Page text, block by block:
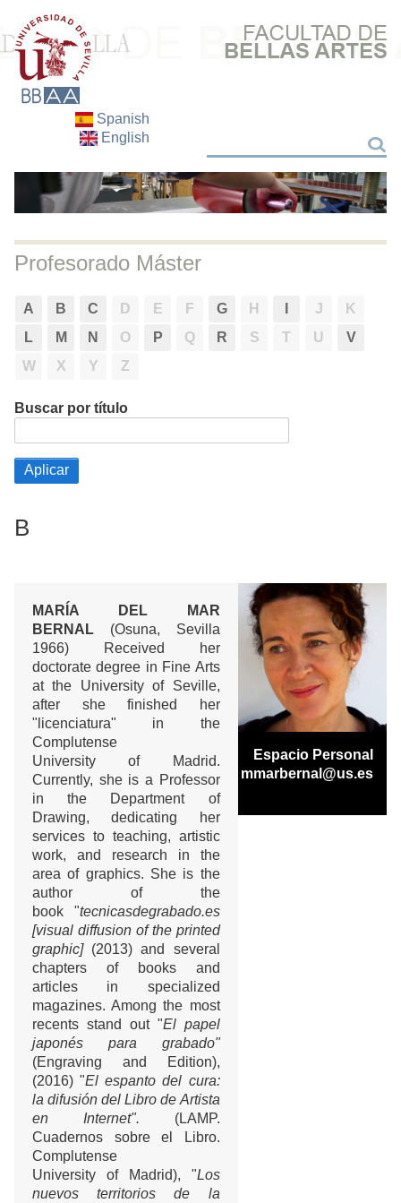
Spanish
English
Search
Profesorado Máster
A B C D E F G H J
K
L
M N O P Q R S T U
V
W
X Y Z
Buscar por título
B
MARÍA DEL MAR
BERNAL (Osuna, Sevilla
1966) Received her
doctorate degree in Fine Arts
at the University of Seville,
after she finished her
"licenciatura" in the
Complutense
University of Madrid.
Currently, she is a Professor
in the Department of
Drawing, dedicating her
services to teaching, artistic
work, and research in the
area of graphics. She is the
author of the
book "tecnicasdegrabado.es
[visual diffusion of the printed
graphic](2013) and several
chapters of books and
articles in specialized
magazines. Among the most
recents stand out "El papel
japonés para grabado"
(Engraving and Edition),
(2016) "El espanto del cura:
la difusión del Libro de Artista
en Internet". (LAMP.
Cuadernos sobre el Libro.
Complutense
University of Madrid), "Los
nuevos territorios de la
Espacio Personal
mmarbernal@us.es